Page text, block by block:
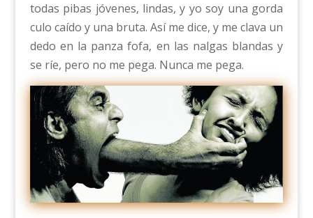
todas pibas jóvenes, lindas, y yo soy una gorda
culo caído y una bruta. Así me dice, y me clava un
dedo en la panza fofa, en las nalgas blandas y
se ríe, pero no me pega. Nunca me pega.